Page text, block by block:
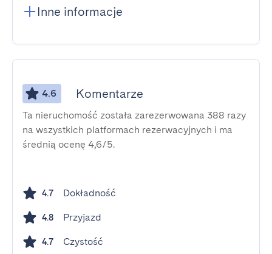
Inne informacje
4.6 Komentarze
Ta nieruchomość została zarezerwowana 388 razy
na wszystkich platformach rezerwacyjnych i ma
średnią ocenę 4,6/5.
4.7 Dokładność
4.8 Przyjazd
4.7 Czystość